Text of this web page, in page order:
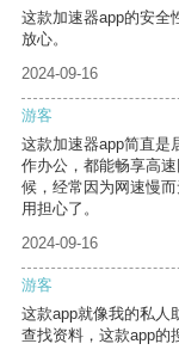
这款加速器app的安全
放心。
2024-09-16
游客
这款加速器app简直是
作办公，都能畅享高
候，经常因为网速慢
用担心了。
2024-09-16
游客
这款app就像我的私人
查找资料，这款app的